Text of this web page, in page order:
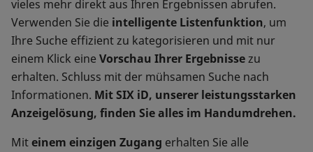
vieles mehr direkt aus Ihren Ergebnissen abrufen.
Verwenden Sie die intelligente Listenfunktion, um
Ihre Suche effizient zu kategorisieren und mit nur
einem Klick eineVorschau Ihrer Ergebnissezu
erhalten. Schluss mit der mühsamen Suche nach
Informationen. Mit SIX iD, unserer leistungsstarken
Anzeigelösung, finden Sie alles im Handumdrehen.
Miteinem einzigen Zugang erhalten Sie alle